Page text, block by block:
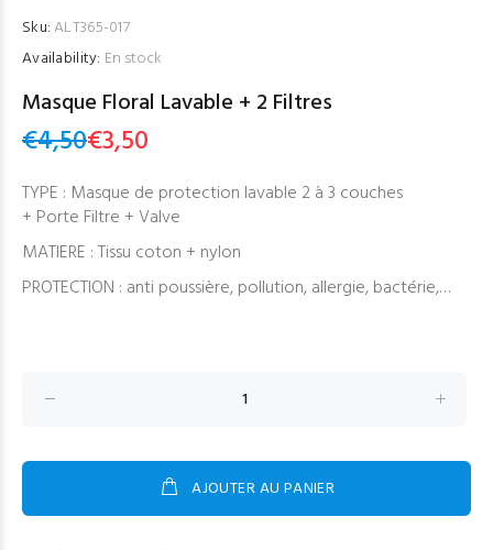
Sku:ALT365-017
Availability: En stock
Masque Floral Lavable + 2 Filtres
€4,50
Le
prix
initial
était :
€3,50
Le
prix
actuel
est :
TYPE : Masque de protection lavable 2 à 3 couches
+ Porte Filtre + Valve
MATIERE : Tissu coton + nylon
PROTECTION : anti poussière, pollution, allergie, bactérie,…
Floral
+
AJOUTER AU PANIER